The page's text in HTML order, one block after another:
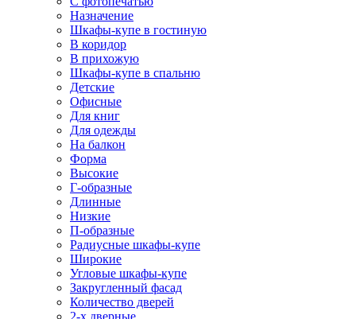
Назначение
Шкафы-купе в гостиную
В коридор
В прихожую
Шкафы-купе в спальню
Детские
Офисные
Для книг
Для одежды
На балкон
Форма
Высокие
Г-образные
Длинные
Низкие
П-образные
Радиусные шкафы-купе
Широкие
Угловые шкафы-купе
Закругленный фасад
Количество дверей
2-х дверные